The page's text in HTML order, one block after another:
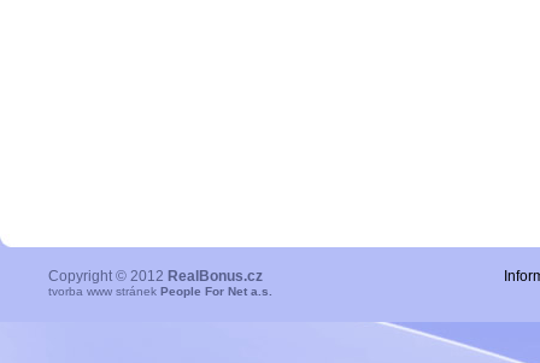
Copyright © 2012 RealBonus.cz
tvorba www stránek People For Net a.s.